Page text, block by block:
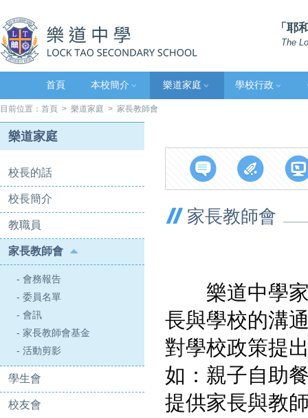
「耶
The
首頁 本校簡介 樂道家庭 學校行政
目前位置： 首頁 > 樂道家庭 > 家長教師會
樂道家庭
校長的話
校長簡介
教職員
家長教師會
- 會務報告
- 委員名單
- 會訊
- 家長教師會基金
- 活動剪影
學生會
校友會
家長教師會
樂道中學家
長與學校的溝
對學校政策提
如：親子自助
提供家長與教